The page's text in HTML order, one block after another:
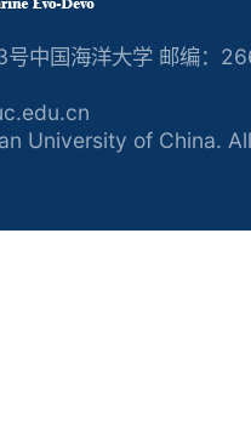
中国海洋大学 邮编：
University of China.